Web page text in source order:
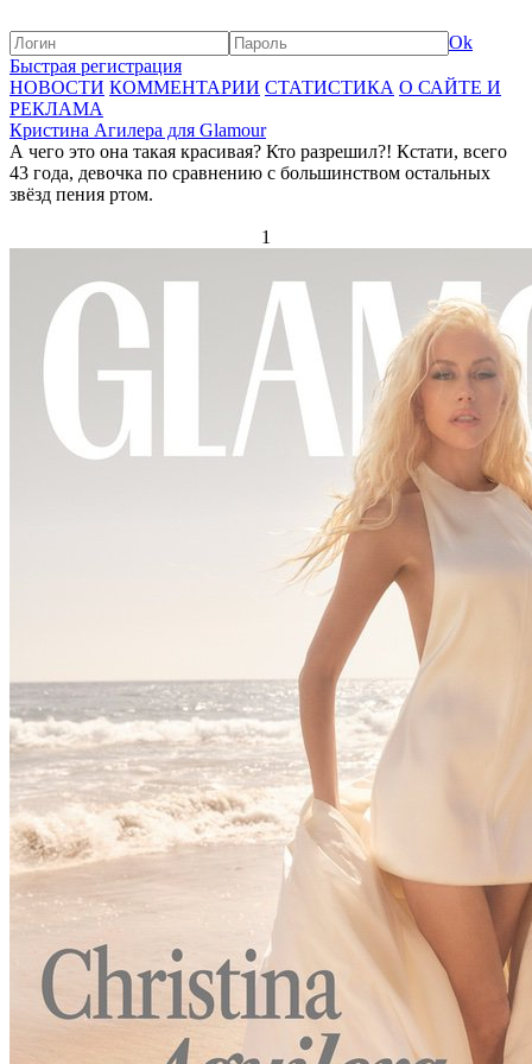
Ok
Быстрая регистрация
НОВОСТИ КОММЕНТАРИИ СТАТИСТИКА О САЙТЕ И
РЕКЛАМА
Кристина Агилера для Glamour
А чего это она такая красивая? Кто разрешил?! Кстати, всего
43 года, девочка по сравнению с большинством остальных
звёзд пения ртом.
1